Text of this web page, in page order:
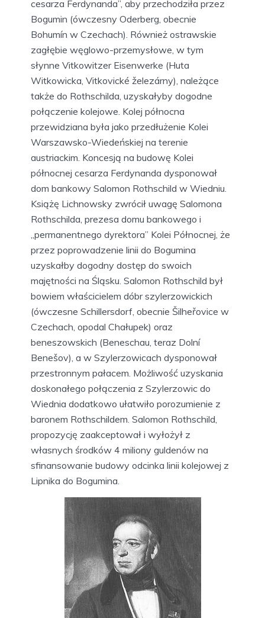
cesarza Ferdynanda”, aby przechodziła przez
Bogumin (ówczesny Oderberg, obecnie
Bohumín w Czechach). Również ostrawskie
zagłębie węglowo-przemysłowe, w tym
słynne Vitkowitzer Eisenwerke (Huta
Witkowicka, Vitkovické železárny), należące
także do Rothschilda, uzyskałyby dogodne
połączenie kolejowe. Kolej północna
przewidziana była jako przedłużenie Kolei
Warszawsko-Wiedeńskiej na terenie
austriackim. Koncesją na budowę Kolei
północnej cesarza Ferdynanda dysponował
dom bankowy Salomon Rothschild w Wiedniu.
Książę Lichnowsky zwrócił uwagę Salomona
Rothschilda, prezesa domu bankowego i
„permanentnego dyrektora” Kolei Północnej, że
przez poprowadzenie linii do Bogumina
uzyskałby dogodny dostęp do swoich
majętności na Śląsku. Salomon Rothschild był
bowiem właścicielem dóbr szylerzowickich
(ówczesne Schillersdorf, obecnie Šilheřovice w
Czechach, opodal Chałupek) oraz
beneszowskich (Beneschau, teraz Dolní
Benešov), a w Szylerzowicach dysponował
przestronnym pałacem. Możliwość uzyskania
doskonałego połączenia z Szylerzowic do
Wiednia dodatkowo ułatwiło porozumienie z
baronem Rothschildem. Salomon Rothschild,
propozycję zaakceptował i wyłożył z
własnych środków 4 miliony guldenów na
sfinansowanie budowy odcinka linii kolejowej z
Lipnika do Bogumina.